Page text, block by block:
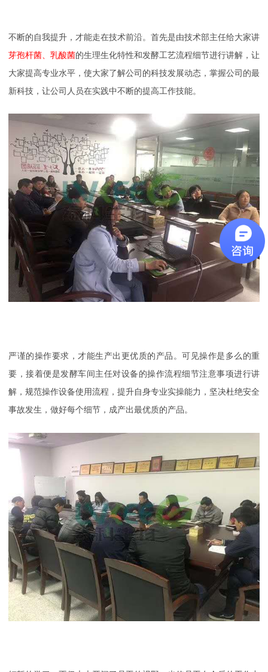
不断的自我提升，才能走在技术前沿。首先是由技术部主任给大家讲
芽孢杆菌、乳酸菌的生理生化特性和发酵工艺流程细节进行讲解，让
大家提高专业水平，使大家了解公司的科技发展动态，掌握公司的最
新科技，让公司人员在实践中不断的提高工作技能。
严谨的操作要求，才能生产出更优质的产品。可见操作是多么的重
要，接着便是发酵车间主任对设备的操作流程细节注意事项进行讲
解，规范操作设备使用流程，提升自身专业实操能力，坚决杜绝安全
事故发生，做好每个细节，成产出最优质的产品。